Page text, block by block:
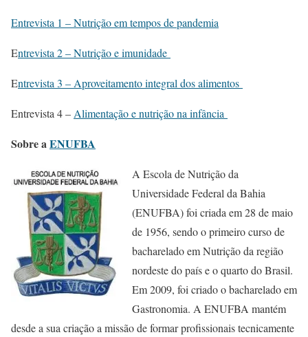
Entrevista 1 – Nutrição em tempos de pandemia
Entrevista 2 – Nutrição e imunidade
Entrevista 3 – Aproveitamento integral dos alimentos
Entrevista 4 – Alimentação e nutrição na infância
Sobre aENUFBA
A Escola de Nutrição da
Universidade Federal da Bahia
(ENUFBA) foi criada em 28 de maio
de 1956, sendo o primeiro curso de
bacharelado em Nutrição da região
nordeste do país e o quarto do Brasil.
Em 2009, foi criado o bacharelado em
Gastronomia. A ENUFBA mantém
desde a sua criação a missão de formar profissionais tecnicamente